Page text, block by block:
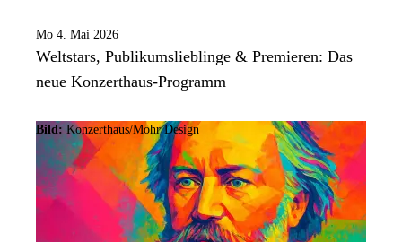
Mo 4. Mai 2026
Weltstars, Publikumslieblinge & Premieren: Das
neue Konzerthaus-Programm
Bild: Konzerthaus/Mohr Design